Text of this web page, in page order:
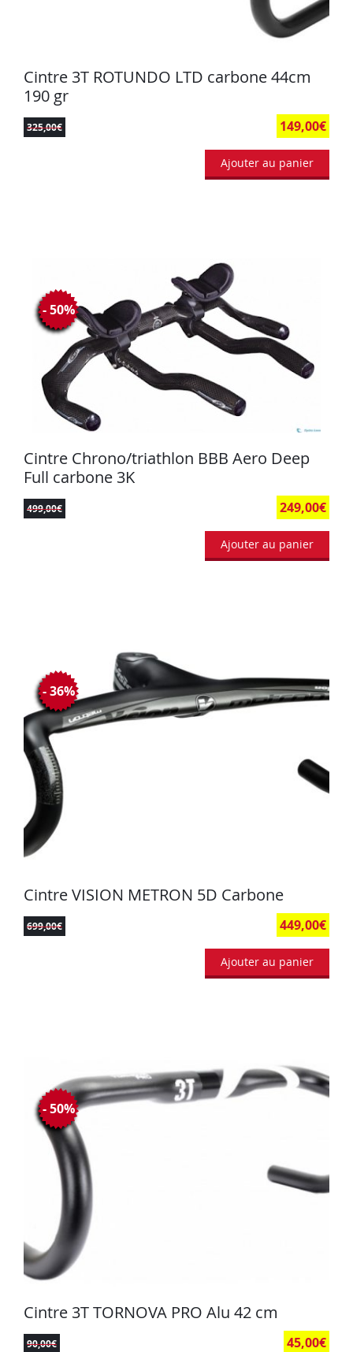
Cintre 3T ROTUNDO LTD carbone 44cm
190 gr
325,00€ 149,00€
Ajouter au panier
Cintre Chrono/triathlon BBB Aero Deep
Full carbone 3K
499,00€ 249,00€
- 50%
Ajouter au panier
Cintre VISION METRON 5D Carbone
699,00€ 449,00€
- 36%
Ajouter au panier
Cintre 3T TORNOVA PRO Alu 42 cm
90,00€ 45,00€
- 50%